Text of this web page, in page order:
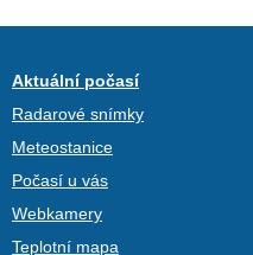
Aktuální počasí
Radarové snímky
Meteostanice
Počasí u vás
Webkamery
Teplotní mapa